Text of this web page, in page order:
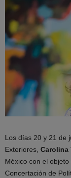
Los días 20 y 21 de
Exteriores, Carolina
México con el
Concertación de